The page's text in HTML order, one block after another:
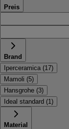
Preis
Brand
Iperceramica (17)
Mamoli (5)
Hansgrohe (3)
Ideal standard (1)
Material